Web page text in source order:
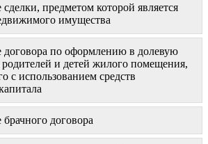
сделки, предметом которой является
имущества
договора по оформлению в долевую
родителей и детей жилого помещения,
с использованием средств
договора